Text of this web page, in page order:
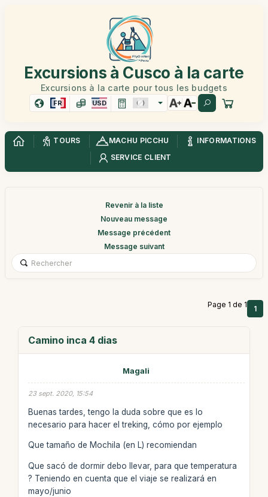
Excursions à Cusco à la carte
Excursions à la carte pour tous les budgets
FR USD
TOURS MACHU PICCHU
INFORMATIONS
SERVICE CLIENT
Revenir à la liste
Nouveau message
Message précédent
Message suivant
Page 1 de 1 1
Camino inca 4 dias
Magali
23 sept. 2020, 15:54
Buenas tardes, tengo la duda sobre que es lo
necesario para hacer el treking, cómo por ejemplo
Que tamaño de Mochila (en L) recomiendan
Que sacó de dormir debo llevar, para que temperatura
? Teniendo en cuenta que el viaje se realizará en
mayo/junio